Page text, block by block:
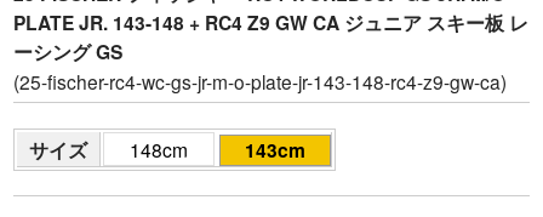
PLATE JR. 143-148 + RC4 Z9 GW CA ジュニア スキー板 レ
ーシング GS
(25-fischer-rc4-wc-gs-jr-m-o-plate-jr-143-148-rc4-z9-gw-ca)
サイズ 148cm 143cm